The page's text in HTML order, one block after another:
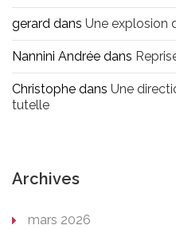
gerard dans Une explosion
Nannini Andrée dans
Christophe dans Une
tutelle
Archives
mars 2026